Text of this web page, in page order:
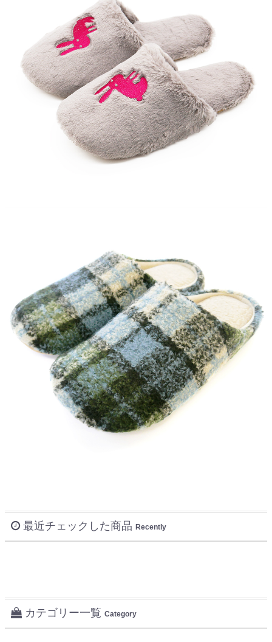
最近チェックした商品 Recently
カテゴリー一覧 Category